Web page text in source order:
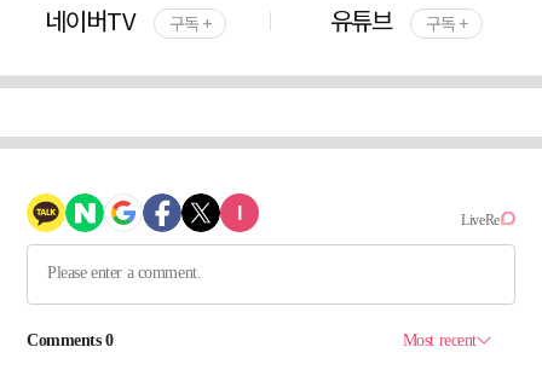
네이버TV 구독 + 유튜브 구독 +